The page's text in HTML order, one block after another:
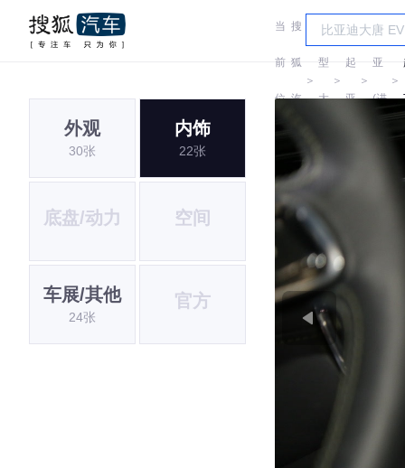
当
前
位
置:
搜
狐
汽
＞
车
型
大
＞
起
亚
＞
起
亚
(进
＞
外观
30张
内饰
22张
底盘/动力 空间
车展/其他
24张
官方